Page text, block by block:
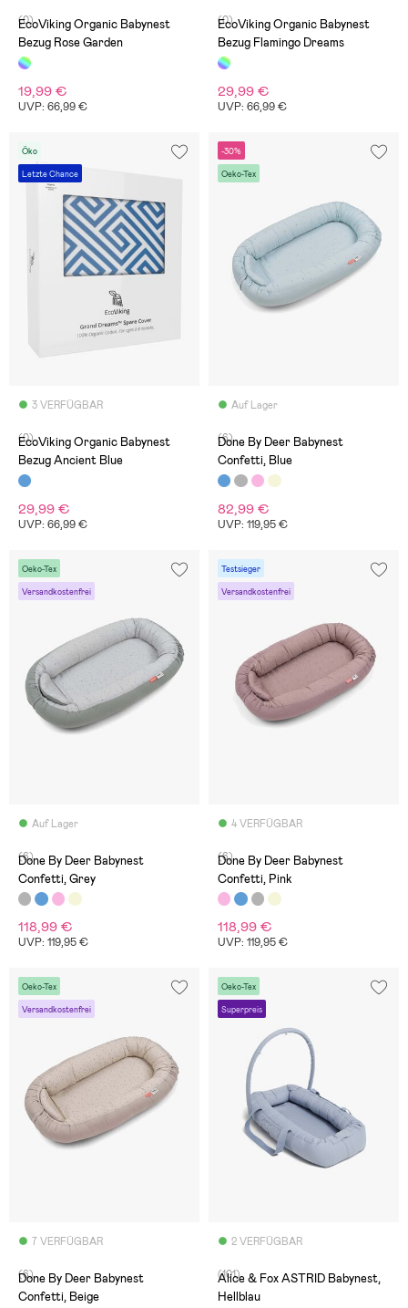
(0)
EcoViking Organic Babynest
Bezug Rose Garden
19,99 €
UVP: 66,99 €
(0)
EcoViking Organic Babynest
Bezug Flamingo Dreams
29,99 €
UVP: 66,99 €
Öko
Letzte Chance
3 VERFÜGBAR
(0)
EcoViking Organic Babynest
Bezug Ancient Blue
29,99 €
UVP: 66,99 €
-30%
Oeko-Tex
Auf Lager
(6)
Done By Deer Babynest
Confetti, Blue
82,99 €
UVP: 119,95 €
Oeko-Tex
Versandkostenfrei
Auf Lager
(6)
Done By Deer Babynest
Confetti, Grey
118,99 €
UVP: 119,95 €
Testsieger
Versandkostenfrei
4 VERFÜGBAR
(6)
Done By Deer Babynest
Confetti, Pink
118,99 €
UVP: 119,95 €
Oeko-Tex
Versandkostenfrei
7 VERFÜGBAR
(6)
Done By Deer Babynest
Confetti, Beige
Oeko-Tex
Superpreis
2 VERFÜGBAR
(101)
Alice & Fox ASTRID Babynest,
Hellblau